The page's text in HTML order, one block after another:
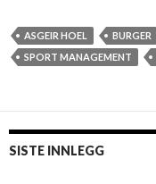
ASGEIR HOEL BURGER
SPORT MANAGEMENT
SISTE INNLEGG